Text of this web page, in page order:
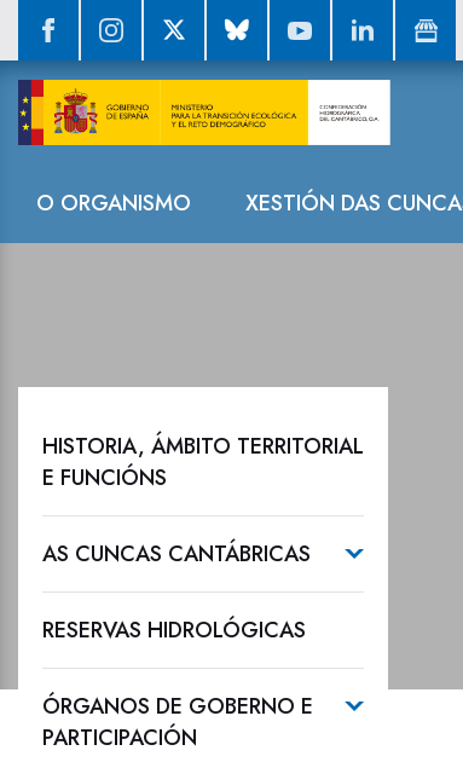
Navegación
O ORGANISMO XESTIÓN DAS
Novas
HISTORIA, ÁMBITO TERRITORIAL
E FUNCIÓNS
AS CUNCAS CANTÁBRICAS
RESERVAS HIDROLÓGICAS
ÓRGANOS DE GOBERNO E
PARTICIPACIÓN